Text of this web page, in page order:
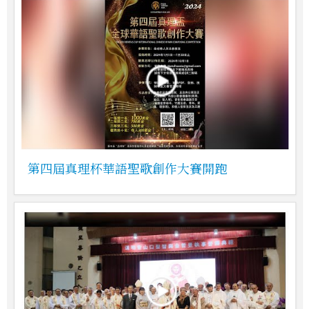
第四屆真理杯華語聖歌創作大賽開跑